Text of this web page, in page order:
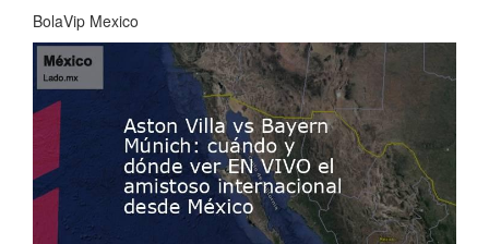
BolaVip Mexico